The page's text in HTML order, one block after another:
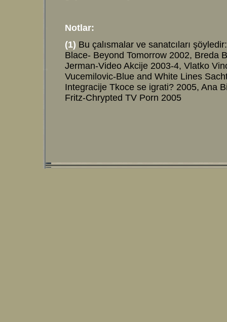
Notlar:
(1) Bu çalısmalar ve sanatcıları
Blace- Beyond Tomorrow 2002, Breda
Jerman-Video Akcije 2003-4, Vlatko
Vucemilovic-Blue and White Lines
Integracije Tkoce se igrati? 2005, Ana
Fritz-Chrypted TV Porn 2005